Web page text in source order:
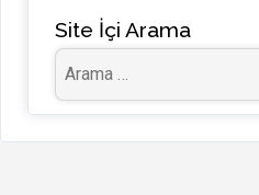
Site İçi Arama